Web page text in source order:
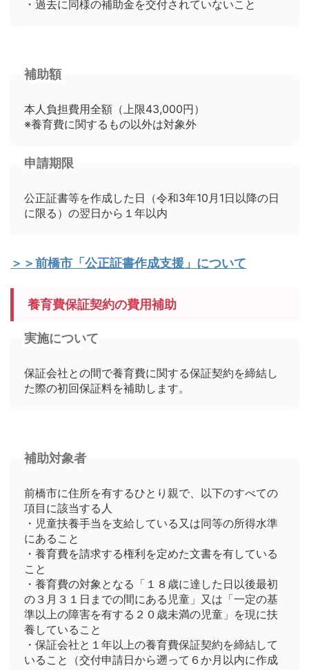
・過去に同様の補助金を交付されていないこと
補助額
本人負担費用全額（上限43,000円）
※養育費に関するもの以外は対象外
申請期限
公正証書等を作成した日（令和3年10月1日以降の日
に限る）の翌日から１年以内
＞＞前橋市「公正証書作成支援」について
養育費保証契約の費用補助
実施について
保証会社との間で養育費に関する保証契約を締結し
た際の初回保証料を補助します。
補助対象者
前橋市に住所を有するひとり親で、以下のすべての
項目に該当する人
・児童扶養手当を支給している又は同等の所得水準
にあること
・養育費を請求する権利を定めた文書を有している
こと
・養育費の対象となる「１８歳に達した日以後最初
の３月３１日までの間にある児童」又は「一定の基
準以上の障害を有する２０歳未満の児童」を現に扶
養していること
・保証会社と１年以上の養育費保証契約を締結して
いること（交付申請日から遡って６か月以内に作成